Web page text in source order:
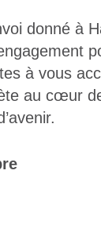
donné à
à vous
au cœur